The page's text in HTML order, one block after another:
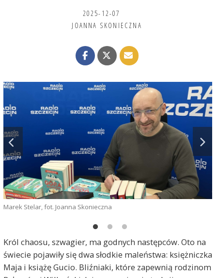
2025-12-07
JOANNA SKONIECZNA
Marek Stelar, fot. Joanna Skonieczna
Król chaosu, szwagier, ma godnych następców. Oto na
świecie pojawiły się dwa słodkie maleństwa: księżniczka
Maja i książę Gucio. Bliźniaki, które zapewnią rodzinom